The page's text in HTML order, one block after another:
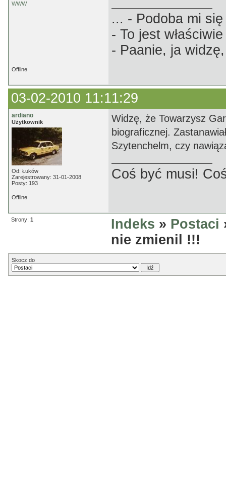
WWW
... - Podoba mi
- To jest
- Paanie, ja
Offline
03-02-2010 11:11:29
ardiano
Użytkownik
Od: Łuków
Zarejestrowany: 31-01-2008
Posty: 193
Widzę, że Towarzysz
biograficznej.
Szytenchelm, czy
Coś być musi!
Offline
Strony: 1 Indeks » Postaci
nie zmienil !!!
Skocz do